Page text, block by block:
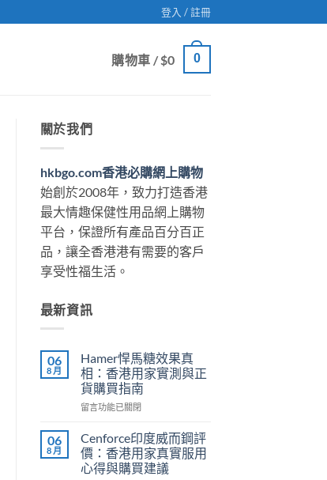
登入 / 註冊
購物車 /$0 0
關於我們
hkbgo.com香港必購網上購物
始創於2008年，致力打造香港
最大情趣保健性用品網上購物
平台，保證所有產品百分百正
品，讓全香港港有需要的客戶
享受性福生活。
最新資訊
06
8 月
Hamer悍馬糖效果真
相：香港用家實測與正
貨購買指南
在
悍
馬
糖
效
留言功能已關閉
06
8 月
Cenforce印度威而鋼評
價：香港用家真實服用
心得與購買建議